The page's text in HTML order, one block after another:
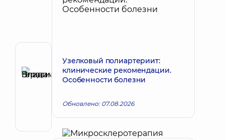
Рецензент
Герасимова
Элина
Хирург
Узелковый полиартериит:
клинические рекомендации.
Особенности болезни
Обновлено: 07.08.2026